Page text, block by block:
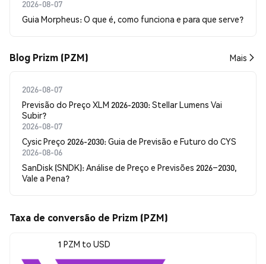
2026-08-07
Guia Morpheus: O que é, como funciona e para que serve?
Blog Prizm (PZM) Mais
2026-08-07
Previsão do Preço XLM 2026-2030: Stellar Lumens Vai
Subir?
2026-08-07
Cysic Preço 2026-2030: Guia de Previsão e Futuro do CYS
2026-08-06
SanDisk (SNDK): Análise de Preço e Previsões 2026–2030,
Vale a Pena?
Taxa de conversão de Prizm (PZM)
1 PZM to USD